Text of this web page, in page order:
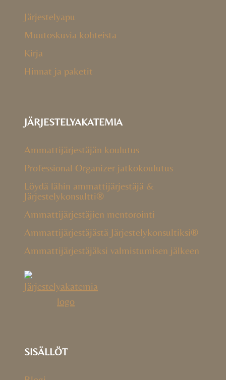
Järjestelyapu
Muutoskuvia kohteista
Kirja
Hinnat ja paketit
JÄRJESTELYAKATEMIA
Ammattijärjestäjän koulutus
Professional Organizer jatkokoulutus
Löydä lähin ammattijärjestäjä &
Järjestelykonsultti®
Ammattijärjestäjien mentorointi
Ammattijärjestäjästä Järjestelykonsultiksi®
Ammattijärjestäjäksi valmistumisen jälkeen
SISÄLLÖT